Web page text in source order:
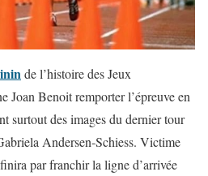
de l’histoire des Jeux
Joan Benoit remporter l’épreuve en
surtout des images du dernier tour
Andersen-Schiess. Victime
par franchir la ligne d’arrivée